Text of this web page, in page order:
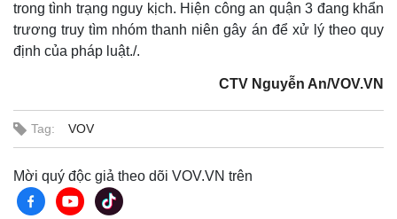
trong tình trạng nguy kịch. Hiện công an quận 3 đang khẩn
trương truy tìm nhóm thanh niên gây án để xử lý theo quy
định của pháp luật./.
CTV Nguyễn An/VOV.VN
Tag: VOV
Mời quý độc giả theo dõi VOV.VN trên